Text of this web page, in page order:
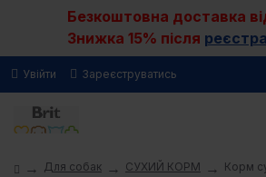
Безкоштовна доставка
Знижка 15% після
Увійти Зареєструватись
Для собак СУХИЙ КОРМ Корм